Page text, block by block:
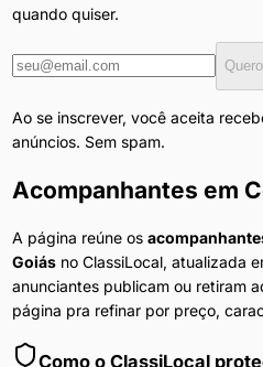
quando quiser.
Ao se inscrever, você aceita
anúncios. Sem spam.
Acompanhantes em
A página reúne os
Goiásno ClassiLocal, atualizada
anunciantes publicam ou retiram
página pra refinar por preço,
Como o ClassiLocal